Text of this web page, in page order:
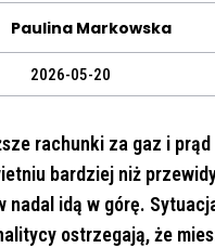
Paulina Markowska
2026-05-20
rachunki za gaz i
bardziej niż
nadal idą w górę.
ostrzegają, że